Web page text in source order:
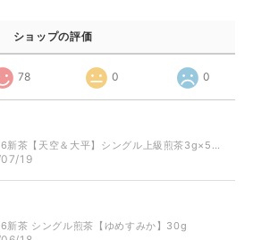
ショップの評価
78 0 0
★2026新茶【天空＆大平】シングル上級煎茶3g×5品種
19
茶 シングル煎茶【ゆめすみか】30g